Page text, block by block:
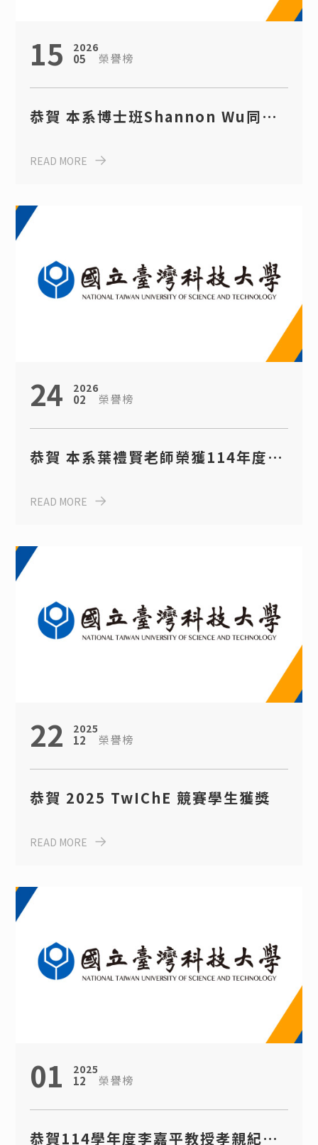
15 2026
05 榮譽榜
恭賀 本系博士班Shannon Wu同
度兆聯獎學金
READ MORE
24 2026
02 榮譽榜
恭賀 本系葉禮賢老師榮獲114年度傑
READ MORE
22 2025
12 榮譽榜
恭賀 2025 TwIChE 競賽學生獲獎
READ MORE
01 2025
12 榮譽榜
恭賀114學年度李嘉平教授孝親紀念